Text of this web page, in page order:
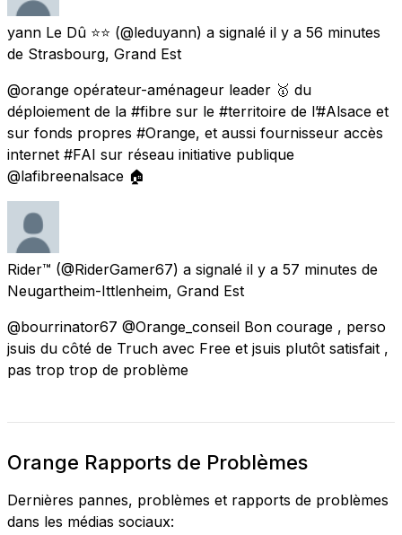
yann Le Dû ⭐️⭐️ (@leduyann) a signalé il y a 56 minutes
de Strasbourg, Grand Est
@orange opérateur-aménageur leader 🥇 du
déploiement de la #fibre sur le #territoire de l’#Alsace et
sur fonds propres #Orange, et aussi fournisseur accès
internet #FAI sur réseau initiative publique
@lafibreenalsace 🏠
Rider™ (@RiderGamer67) a signalé il y a 57 minutes de
Neugartheim-Ittlenheim, Grand Est
@bourrinator67 @Orange_conseil Bon courage , perso
jsuis du côté de Truch avec Free et jsuis plutôt satisfait ,
pas trop trop de problème
Orange Rapports de Problèmes
Dernières pannes, problèmes et rapports de problèmes
dans les médias sociaux: